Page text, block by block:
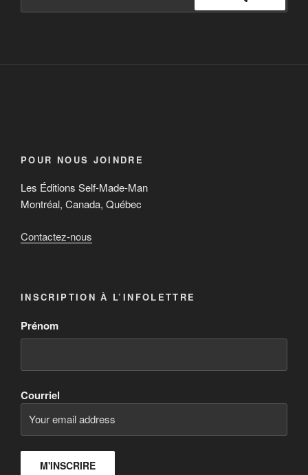
co-funded by the EU and produced in collabor…
POUR NOUS JOINDRE
Les Éditions Self-Made-Man
Montréal, Canada, Québec
Contactez-nous
INSCRIPTION À L’INFOLETTRE
Prénom
Courriel